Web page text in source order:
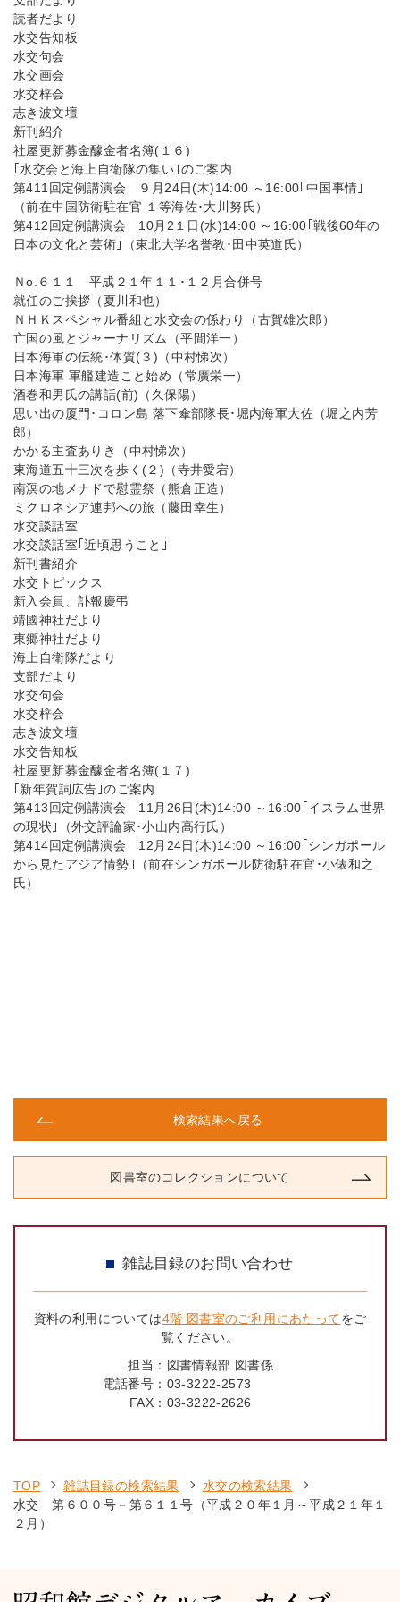
読者だより
水交告知板
水交句会
水交画会
水交梓会
志き波文壇
新刊紹介
社屋更新募金醵金者名簿(１６)
｢水交会と海上自衛隊の集い｣のご案内
第411回定例講演会 ９月24日(木)14:00 ～16:00｢中国事情｣
（前在中国防衛駐在官 １等海佐･大川努氏）
第412回定例講演会 10月2１日(水)14:00 ～16:00｢戦後60年の
日本の文化と芸術｣（東北大学名誉教･田中英道氏）
Ｎo.６１１ 平成２１年１１･１２月合併号
就任のご挨拶（夏川和也）
ＮＨＫスペシャル番組と水交会の係わり（古賀雄次郎）
亡国の風とジャーナリズム（平間洋一）
日本海軍の伝統･体質(３)（中村悌次）
日本海軍 軍艦建造こと始め（常廣栄一）
酒巻和男氏の講話(前)（久保陽）
思い出の厦門･コロン島 落下傘部隊長･堀内海軍大佐（堀之内芳
郎）
かかる主査ありき（中村悌次）
東海道五十三次を歩く(２)（寺井愛宕）
南溟の地メナドで慰霊祭（熊倉正造）
ミクロネシア連邦への旅（藤田幸生）
水交談話室
水交談話室｢近頃思うこと｣
新刊書紹介
水交トピックス
新入会員、訃報慶弔
靖國神社だより
東郷神社だより
海上自衛隊だより
支部だより
水交句会
水交梓会
志き波文壇
水交告知板
社屋更新募金醵金者名簿(１７)
｢新年賀詞広告｣のご案内
第413回定例講演会 11月26日(木)14:00 ～16:00｢イスラム世界
の現状｣（外交評論家･小山内高行氏）
第414回定例講演会 12月24日(木)14:00 ～16:00｢シンガポール
から見たアジア情勢｣（前在シンガポール防衛駐在官･小俵和之
氏）
検索結果へ戻る
図書室のコレクションについて
雑誌目録のお問い合わせ
資料の利用については4階 図書室のご利用にあたってをご
覧ください。
担当： 図書情報部 図書係
電話番号： 03-3222-2573
FAX： 03-3222-2626
TOP 雑誌目録の検索結果
水交の検索結果
水交 第６００号－第６１１号（平成２０年１月～平成２１年１
２月）